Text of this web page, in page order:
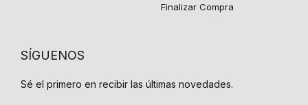
Finalizar Compra
SÍGUENOS
Sé el primero en recibir las últimas novedades.